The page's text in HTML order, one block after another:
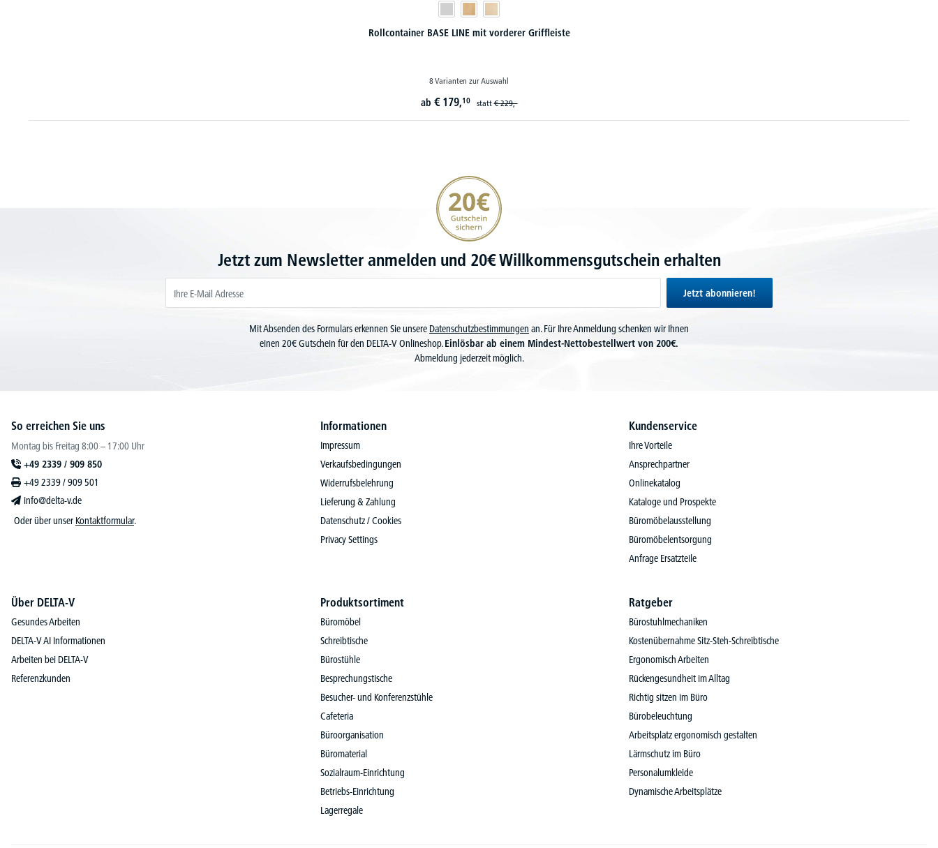
Rollcontainer BASE LINE mit vorderer Griffleiste
8 Varianten zur Auswahl
ab € 179,10 statt€ 229,-
20€ Gutschein sichern
Jetzt zum Newsletter anmelden und 20€ Willkommensgutschein erhalten
Jetzt abonnieren!
Mit Absenden des Formulars erkennen Sie unsere Datenschutzbestimmungen an. Für Ihre Anmeldung schenken wir Ihnen
einen 20€ Gutschein für den DELTA-V Onlineshop.Einlösbar ab einem Mindest-Nettobestellwert von 200€.
Abmeldung jederzeit möglich.
So erreichen Sie uns
Montag bis Freitag 8:00 – 17:00 Uhr
+49 2339 / 909 850
+49 2339 / 909 501
info@delta-v.de
Oder über unser Kontaktformular.
Informationen
Impressum
Verkaufsbedingungen
Widerrufsbelehrung
Lieferung & Zahlung
Datenschutz / Cookies
Privacy Settings
Kundenservice
Ihre Vorteile
Ansprechpartner
Onlinekatalog
Kataloge und Prospekte
Büromöbelausstellung
Büromöbelentsorgung
Anfrage Ersatzteile
Über DELTA-V
Gesundes Arbeiten
DELTA-V AI Informationen
Arbeiten bei DELTA-V
Referenzkunden
Produktsortiment
Büromöbel
Schreibtische
Bürostühle
Besprechungstische
Besucher- und Konferenzstühle
Cafeteria
Büroorganisation
Büromaterial
Sozialraum-Einrichtung
Betriebs-Einrichtung
Lagerregale
Ratgeber
Bürostuhlmechaniken
Kostenübernahme Sitz-Steh-Schreibtische
Ergonomisch Arbeiten
Rückengesundheit im Alltag
Richtig sitzen im Büro
Bürobeleuchtung
Arbeitsplatz ergonomisch gestalten
Lärmschutz im Büro
Personalumkleide
Dynamische Arbeitsplätze